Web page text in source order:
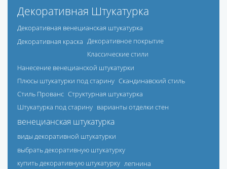
Декоративная Штукатурка
Декоративная венецианская штукатурка
Декоративная краска Декоративное покрытие
Классические стили
Нанесение венецианской штукатурки
Плюсы штукатурки под старину Скандинавский стиль
Стиль Прованс Структурная штукатурка
Штукатурка под старину варианты отделки стен
венецианская штукатурка
виды декоративной штукатурки
выбрать декоративную штукатурку
купить декоративную штукатурку лепнина